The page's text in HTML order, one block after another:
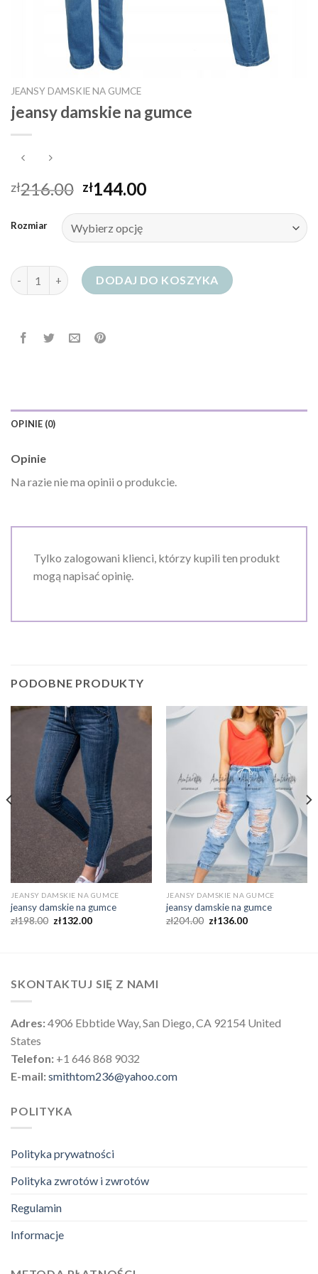
JEANSY DAMSKIE NA GUMCE
jeansy damskie na gumce
zł216.00 zł144.00
Rozmiar
ilość jeansy damskie na gumceDODAJ DO KOSZYKA
OPINIE (0)
Opinie
Na razie nie ma opinii o produkcie.
Tylko zalogowani klienci, którzy kupili ten produkt
mogą napisać opinię.
PODOBNE PRODUKTY
JEANSY DAMSKIE NA GUMCE
jeansy damskie na gumce
zł198.00 zł132.00
JEANSY DAMSKIE NA GUMCE
jeansy damskie na gumce
zł204.00 zł136.00
SKONTAKTUJ SIĘ Z NAMI
Adres:4906 Ebbtide Way, San Diego, CA 92154 United
States
Telefon: +1 646 868 9032
E-mail:smithtom236@yahoo.com
POLITYKA
Polityka prywatności
Polityka zwrotów i zwrotów
Regulamin
Informacje